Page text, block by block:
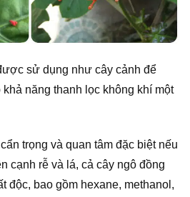
sử dụng như cây cảnh để
năng thanh lọc không khí một
trọng và quan tâm đặc biệt nếu
cạnh rễ và lá, cả cây ngô đồng
độc, bao gồm hexane, methanol,